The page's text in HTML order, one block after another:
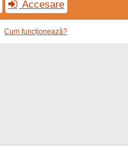
Accesare
Cum funcționează?